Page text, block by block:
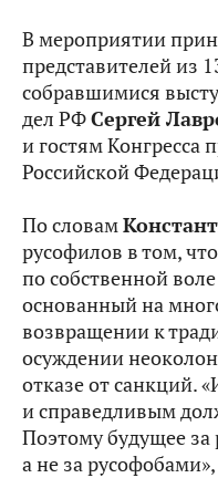
В мероприятии
представителей из
собравшимися
дел РФСергей
и гостям Конгресса
Российской
По словам
русофилов в том,
по собственной
основанный на
возвращении к
осуждении
отказе от санкций.
и справедливым
Поэтому будущее
а не за